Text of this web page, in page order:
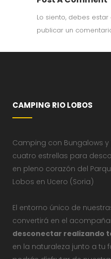
Lo siento, debes estar
publicar un
CAMPING RIO LOBOS
Camping con Bungalows
cuatro estrellas para
en pleno corazón del
Lobos en Ucero (Soria)
El entorno único de
convertirá en el
desconectar realizando
en la naturaleza junto a tu